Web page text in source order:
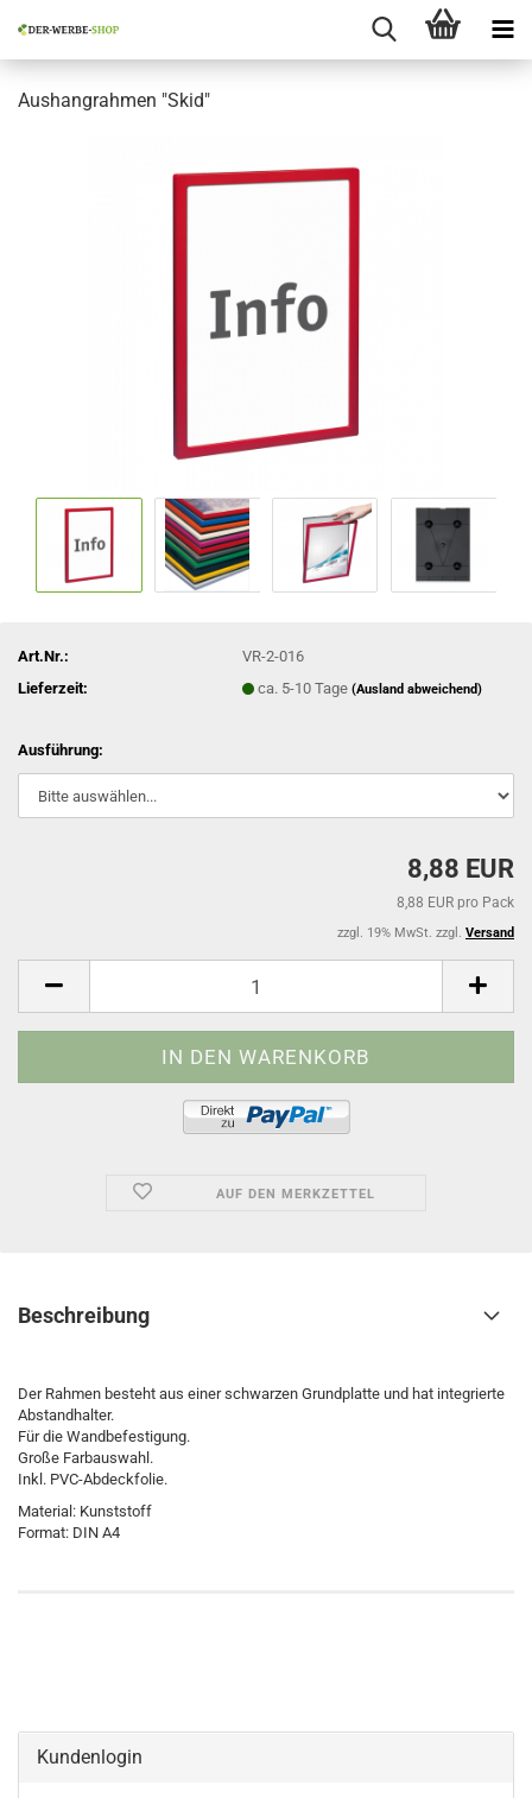
Aushangrahmen "Skid"
Art.Nr.:
VR-2-016
Lieferzeit:
ca. 5-10 Tage(Ausland abweichend)
Ausführung:
8,88 EUR
8,88 EUR pro Pack
zzgl. 19% MwSt. zzgl. Versand
AUF DEN MERKZETTEL
Beschreibung
Der Rahmen besteht aus einer schwarzen Grundplatte und hat integrierte
Abstandhalter.
Für die Wandbefestigung.
Große Farbauswahl.
Inkl. PVC-Abdeckfolie.
Material: Kunststoff
Format: DIN A4
Kundenlogin